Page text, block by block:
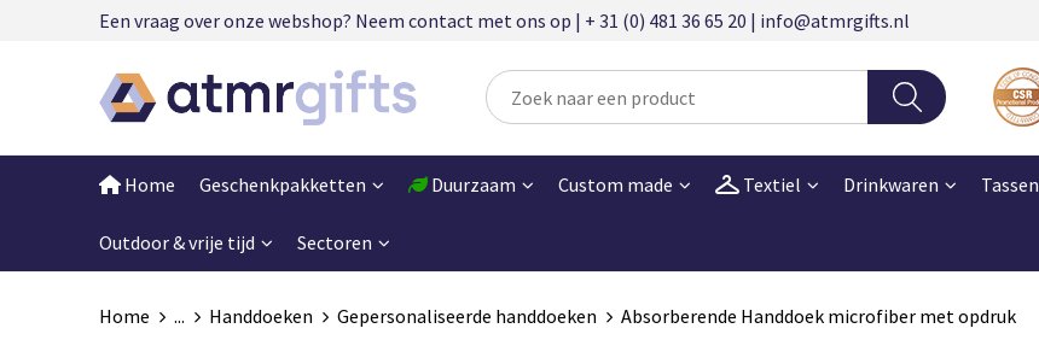
Een vraag over onze webshop? Neem contact met ons op | + 31 (0) 481 36 65 20 | info@atmrgifts.nl
Home Geschenkpakketten Duurzaam Custom made Textiel Drinkwaren Tassen
Outdoor & vrije tijd Sectoren
Home ... Handdoeken Gepersonaliseerde handdoeken Absorberende Handdoek microfiber met opdruk